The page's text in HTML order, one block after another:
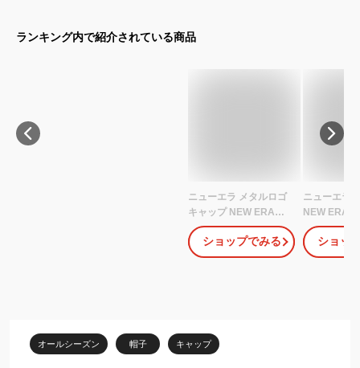
ランキング内で紹介されている商品
ニューエラ メタルロゴ
キャップ NEW ERA
9FORTY FLAWLESS ニ
ューヨーク・ヤンキース
メンズ レディース メッ
ショップでみる
ニューエラ
NEW ERA
9THRTY ロ
メンズ レデ
NY MLB ニ
ショッ
オールシーズン 帽子 キャップ